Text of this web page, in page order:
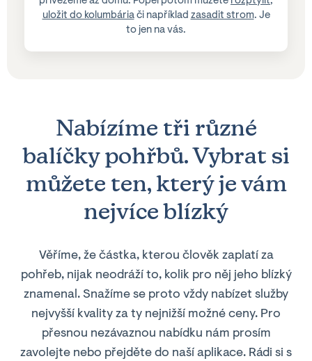
uložit do kolumbáriači například zasadit strom. Je
to jen na vás.
Nabízíme tři různé
balíčky pohřbů. Vybrat si
můžete ten, který je vám
nejvíce blízký
Věříme, že částka, kterou člověk zaplatí za
pohřeb, nijak neodráží to, kolik pro něj jeho blízký
znamenal. Snažíme se proto vždy nabízet služby
nejvyšší kvality za ty nejnižší možné ceny. Pro
přesnou nezávaznou nabídku nám prosím
zavolejte nebo přejděte do naší aplikace. Rádi si s